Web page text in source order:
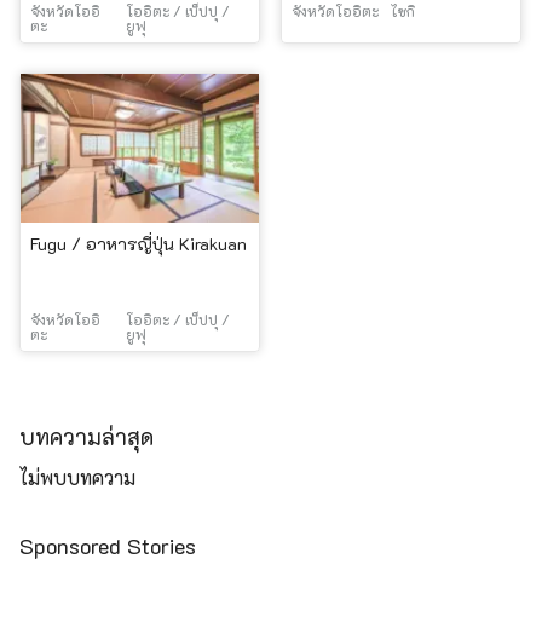
จังหวัดโออิ
ตะ
โออิตะ / เบ็ปปุ /
ยูฟุ
จังหวัดโออิตะ ไซกิ
Fugu / อาหารญี่ปุ่น Kirakuan
จังหวัดโออิ
ตะ
โออิตะ / เบ็ปปุ /
ยูฟุ
บทความล่าสุด
ไม่พบบทความ
Sponsored Stories